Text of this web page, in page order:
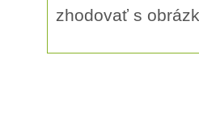
zhodovať s